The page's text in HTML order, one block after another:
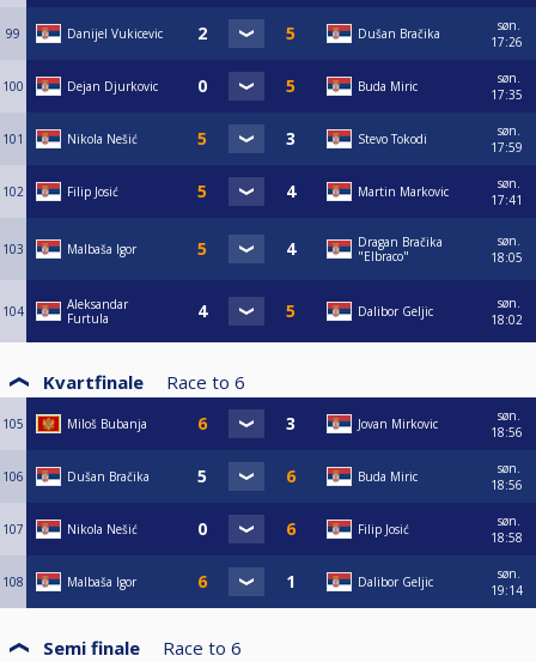
99 Danijel Vukicevic Dušan Bračika
søn.
17:26
100 Dejan Djurkovic Buda Miric
søn.
17:35
101 Nikola Nešić Stevo Tokodi
søn.
17:59
102 Filip Josić Martin Markovic
søn.
17:41
103 Malbaša Igor
Dragan Bračika
"Elbraco"
søn.
18:05
104
Aleksandar
Furtula
Dalibor Geljic
søn.
18:02
Kvartfinale Race to 6
105 Miloš Bubanja Jovan Mirkovic
søn.
18:56
106 Dušan Bračika Buda Miric
søn.
18:56
107 Nikola Nešić Filip Josić
søn.
18:58
108 Malbaša Igor Dalibor Geljic
søn.
19:14
Semi finale Race to 6